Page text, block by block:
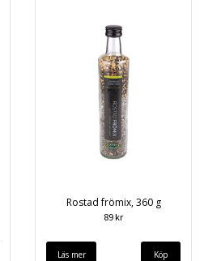
Rostad frömix, 360 g
89 kr
Läs mer